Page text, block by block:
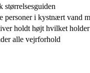
i kystnært vand
holdt højt hvilket
alle vejrforhold